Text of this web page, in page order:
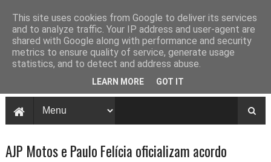
AJP Motos e Paulo Felícia oficializam acordo
This site uses cookies from Google to deliver its services
and to analyze traffic. Your IP address and user-agent are
shared with Google along with performance and security
metrics to ensure quality of service, generate usage
statistics, and to detect and address abuse.
LEARN MORE GOT IT